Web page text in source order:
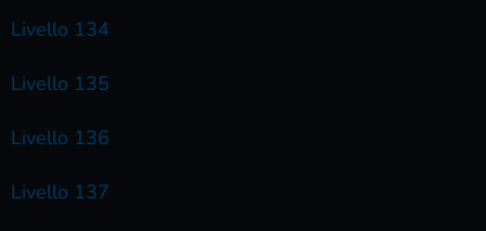
Livello 134
Livello 135
Livello 136
Livello 137